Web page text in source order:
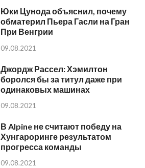
Юки Цунода объяснил, почему
обматерил Пьера Гасли на Гран
При Венгрии
09.08.2021
Джордж Рассел: Хэмилтон
боролся бы за титул даже при
одинаковых машинах
09.08.2021
В Alpine не считают победу на
Хунгароринге результатом
прогресса команды
09.08.2021